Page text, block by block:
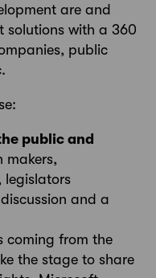
are and
solutions with a 360
public
public and
makers,
legislators
and a
coming from the
the stage to share